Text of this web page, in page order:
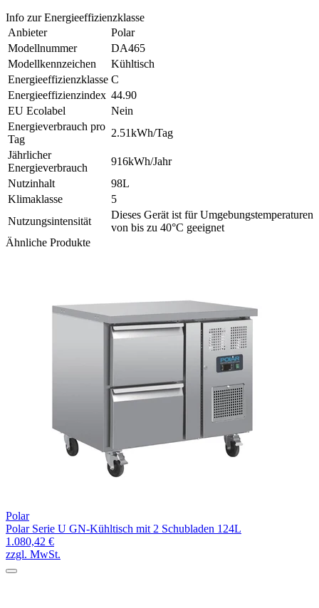
Info zur Energieeffizienzklasse
Anbieter
Polar
Modellnummer
DA465
Modellkennzeichen
Kühltisch
Energieeffizienzklasse C
Energieeffizienzindex 44.90
EU Ecolabel
Nein
Energieverbrauch pro
Tag
2.51kWh/Tag
Jährlicher
Energieverbrauch
916kWh/Jahr
Nutzinhalt
98L
Klimaklasse
5
Nutzungsintensität
Dieses Gerät ist für Umgebungstemperaturen
von bis zu 40°C geeignet
Ähnliche Produkte
Polar
Polar Serie U GN-Kühltisch mit 2 Schubladen 124L
1.080,42 €
zzgl. MwSt.